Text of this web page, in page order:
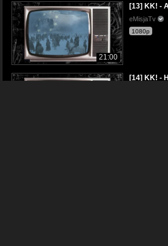
21:00
[13] KK! -
eMisjaTv
1080p
[14] KK! -